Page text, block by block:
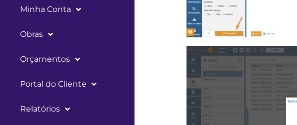
Minha Conta
Obras
Orçamentos
Portal do Cliente
Relatórios